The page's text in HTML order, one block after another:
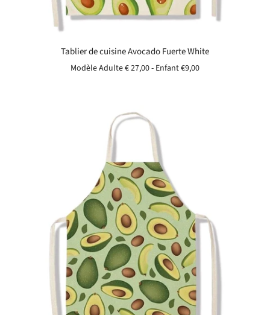
Tablier de cuisine Avocado Fuerte White
Modèle Adulte € 27,00 - Enfant€9,00